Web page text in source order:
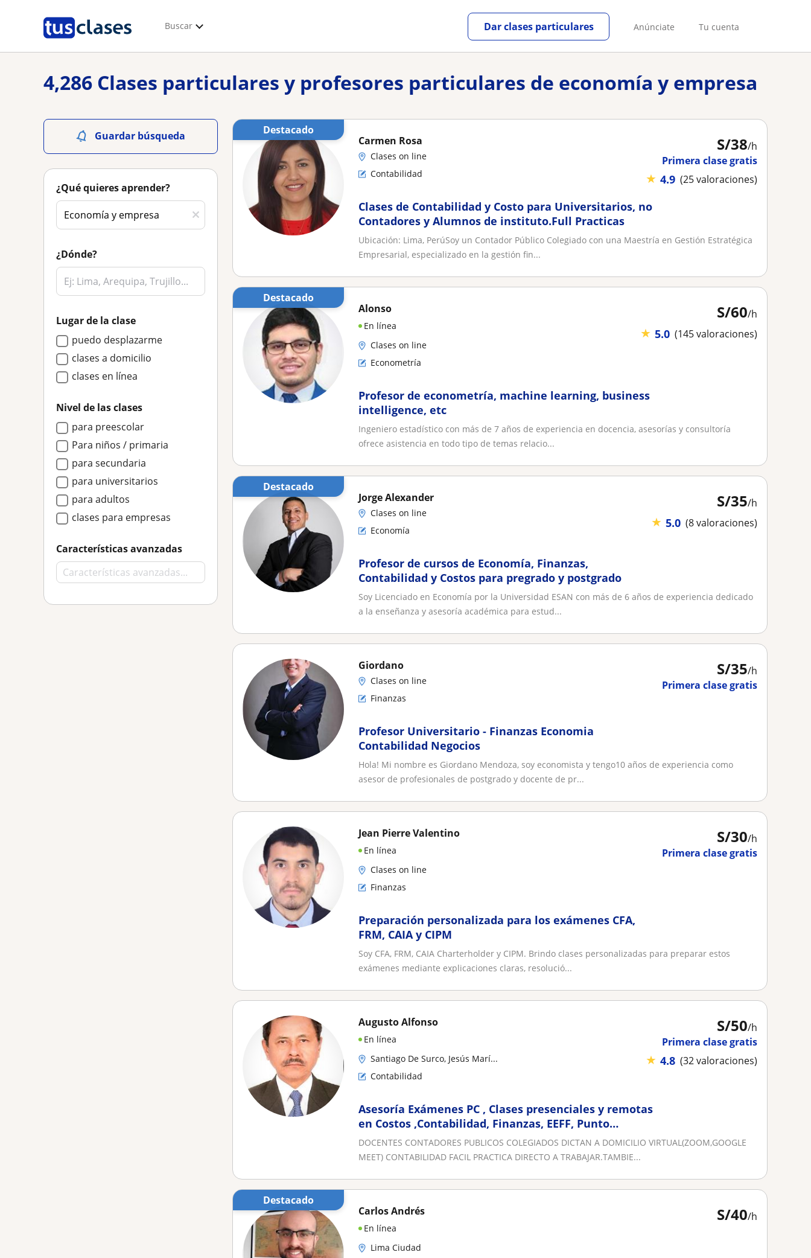
Buscar Anúnciate Tu cuenta
Dar clases particulares
4,286 Clases particulares y profesores particulares de economía y empresa
Guardar búsqueda
¿Qué quieres aprender?
¿Dónde?
Lugar de la clase
puedo desplazarme
clases a domicilio
clases en línea
Nivel de las clases
para preescolar
Para niños / primaria
para secundaria
para universitarios
para adultos
clases para empresas
Características avanzadas
Destacado
S/38/h
Primera clase gratis
★ 4.9 (25 valoraciones)
Carmen Rosa
Clases on line
Contabilidad
Clases de Contabilidad y Costo para Universitarios, no
Contadores y Alumnos de instituto.Full Practicas
Ubicación: Lima, PerúSoy un Contador Público Colegiado con una Maestría en Gestión Estratégica
Empresarial, especializado en la gestión fin...
Destacado
S/60/h
★ 5.0 (145 valoraciones)
Alonso
En línea
Clases on line
Econometría
Profesor de econometría, machine learning, business
intelligence, etc
Ingeniero estadístico con más de 7 años de experiencia en docencia, asesorías y consultoría
ofrece asistencia en todo tipo de temas relacio...
Destacado
S/35/h
★ 5.0 (8 valoraciones)
Jorge Alexander
Clases on line
Economía
Profesor de cursos de Economía, Finanzas,
Contabilidad y Costos para pregrado y postgrado
Soy Licenciado en Economía por la Universidad ESAN con más de 6 años de experiencia dedicado
a la enseñanza y asesoría académica para estud...
S/35/h
Primera clase gratis
Giordano
Clases on line
Finanzas
Profesor Universitario - Finanzas Economia
Contabilidad Negocios
Hola! Mi nombre es Giordano Mendoza, soy economista y tengo10 años de experiencia como
asesor de profesionales de postgrado y docente de pr...
S/30/h
Primera clase gratis
Jean Pierre Valentino
En línea
Clases on line
Finanzas
Preparación personalizada para los exámenes CFA,
FRM, CAIA y CIPM
Soy CFA, FRM, CAIA Charterholder y CIPM. Brindo clases personalizadas para preparar estos
exámenes mediante explicaciones claras, resolució...
S/50/h
Primera clase gratis
★ 4.8 (32 valoraciones)
Augusto Alfonso
En línea
Santiago De Surco, Jesús Marí...
Contabilidad
Asesoría Exámenes PC , Clases presenciales y remotas
en Costos ,Contabilidad, Finanzas, EEFF, Punto
Equilibrio VAN TIR PR IR VAE EVA
DOCENTES CONTADORES PUBLICOS COLEGIADOS DICTAN A DOMICILIO VIRTUAL(ZOOM,GOOGLE
MEET) CONTABILIDAD FACIL PRACTICA DIRECTO A TRABAJAR.TAMBIE...
Destacado
S/40/h
Carlos Andrés
En línea
Lima Ciudad